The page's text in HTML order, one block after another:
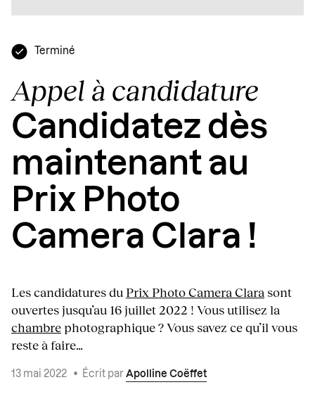
Terminé
Appel à candidature
Candidatez dès
maintenant au
Prix Photo
Camera Clara !
Les candidatures du Prix Photo Camera Clara sont
ouvertes jusqu’au 16 juillet 2022 ! Vous utilisez la
chambrephotographique ? Vous savez ce qu’il vous
reste à faire…
13 mai 2022 • Écrit par Apolline Coëffet